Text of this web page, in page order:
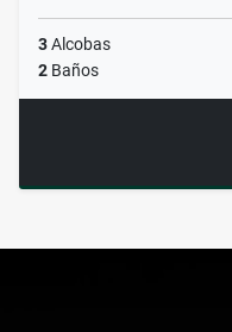
3Alcobas
2 Baños